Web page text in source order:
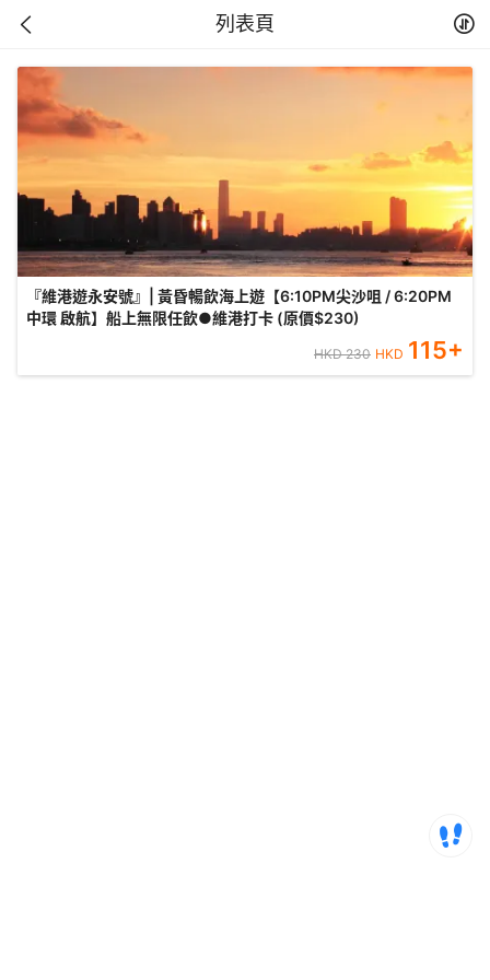
列表頁
『維港遊永安號』| 黃昏暢飲海上遊【6:10PM尖沙咀 / 6:20PM
中環 啟航】船上無限任飲●維港打卡 (原價$230)
HKD230 HKD 115+